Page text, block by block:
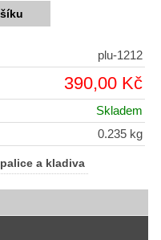
plu-1212
390,00 Kč
Skladem
0.235 kg
palice a kladiva